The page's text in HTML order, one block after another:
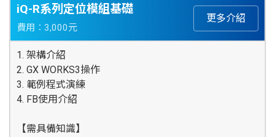
iQ-R系列定位模組基礎
費用：3,000元
更多介紹
1. 架構介紹
2. GX WORKS3操作
3. 範例程式演練
4. FB使用介紹
【需具備知識】